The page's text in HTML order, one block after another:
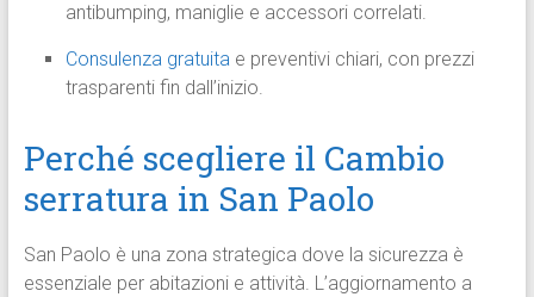
antibumping, maniglie e accessori correlati.
Consulenza gratuitae preventivi chiari, con prezzi
trasparenti fin dall’inizio.
Perché scegliere il Cambio
serratura in San Paolo
San Paolo è una zona strategica dove la sicurezza è
essenziale per abitazioni e attività. L’aggiornamento a